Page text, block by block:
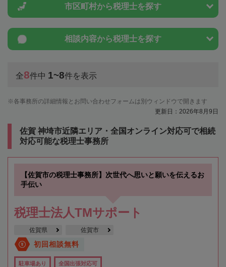
市区町村から税理士を探す
相談内容から税理士を探す
全8件中 1~8件を表示
各事務所の詳細情報とお問い合わせフォームは別ウィンドウで開きます
更新日：2026年8月9日
佐賀 神埼市近隣エリア・全国オンライン対応可で相続
対応可能な税理士事務所
【佐賀市の税理士事務所】次世代へ思いと願いを伝えるお
手伝い
税理士法人TMサポート
佐賀県 佐賀市
初回相談無料
駐車場あり 全国出張対応可